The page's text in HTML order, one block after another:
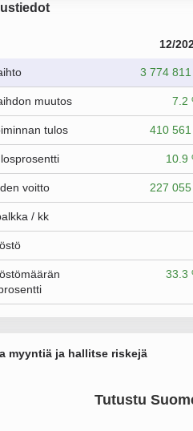
12/
3 774
muutos 7.2
tulos 410
10.9
voitto 227
/ kk
33.3
myyntiä ja hallitse riskejä
Tutustu